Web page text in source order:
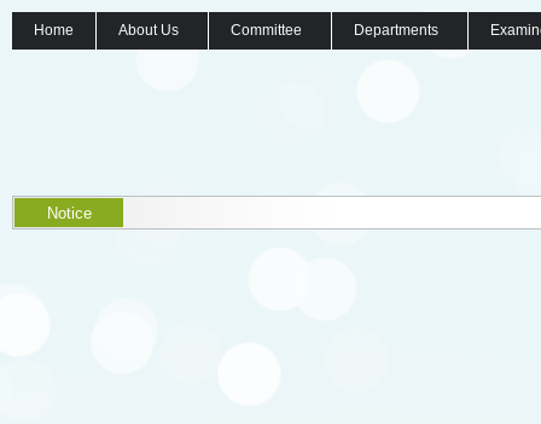
Home About Us Committee Departments
Notice